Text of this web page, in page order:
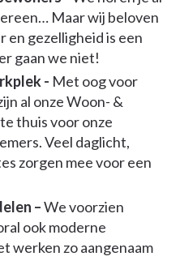
Maar wij beloven
en gezelligheid is een
gaan we niet!
- Met oog voor
al onze Woon- &
thuis voor onze
Veel daglicht,
zorgen mee voor een
–We voorzien
ook moderne
werken zo aangenaam